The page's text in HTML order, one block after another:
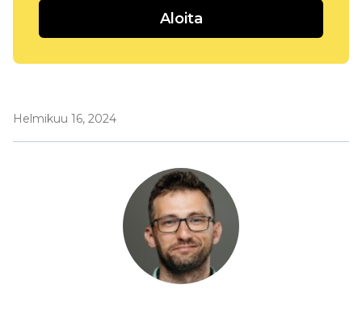
Aloita
Helmikuu 16, 2024